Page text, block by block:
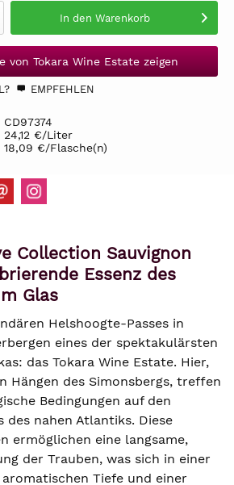
In den Warenkorb
von Tokara Wine Estate zeigen
EMPFEHLEN
CD97374
24,12 €/Liter
18,09 €/Flasche(n)
Collection Sauvignon
Essenz des
Glas
Helshoogte-Passes in
eines der spektakulärsten
das Tokara Wine Estate. Hier,
Hängen des Simonsbergs, treffen
Bedingungen auf den
des nahen Atlantiks. Diese
ermöglichen eine langsame,
der Trauben, was sich in einer
Tiefe und einer